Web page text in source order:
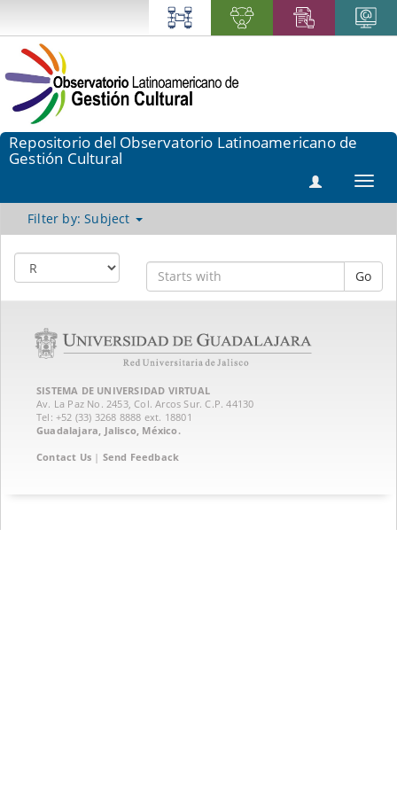
Repositorio del Observatorio Latinoamericano de
Gestión Cultural
Filter by: Subject
Go
SISTEMA DE UNIVERSIDAD VIRTUAL
Av. La Paz No. 2453, Col. Arcos Sur. C.P. 44130
Tel: +52 (33) 3268 8888‏ ext. 18801
Guadalajara, Jalisco, México.
Contact Us | Send Feedback